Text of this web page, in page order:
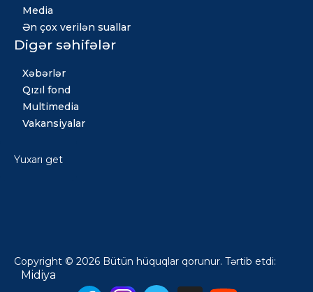
Media
Ən çox verilən suallar
Digər səhifələr
Xəbərlər
Qızıl fond
Multimedia
Vakansiyalar
Copyright © 2026 Bütün hüquqlar qorunur. Tərtib etdi:
Midiya
Yuxarı get